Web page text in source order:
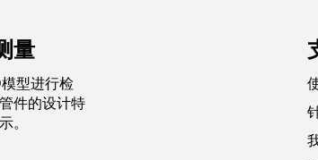
量
型进行检
件的设计特
。